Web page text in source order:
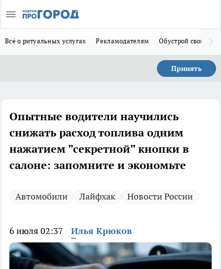
Всё о ритуальных услугах Рекламодателям Обустрой свой дом
Принять
Опытные водители научились
снижать расход топлива одним
нажатием "секретной" кнопки в
салоне: запомните и экономьте
Автомобили Лайфхак Новости России
6 июля 02:37 Илья Крюков